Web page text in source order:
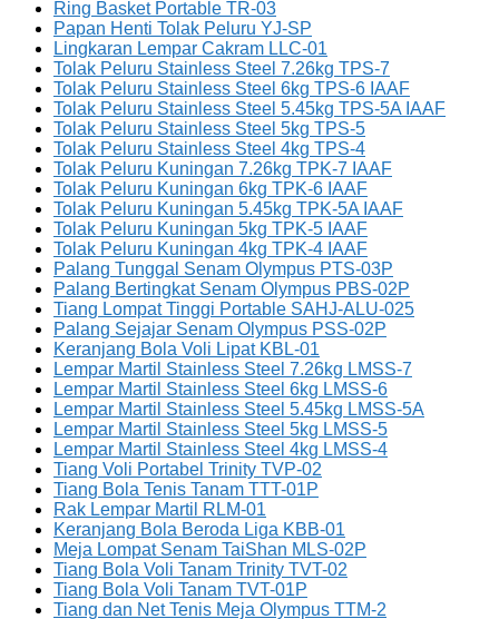
Ring Basket Portable TR-03
Papan Henti Tolak Peluru YJ-SP
Lingkaran Lempar Cakram LLC-01
Tolak Peluru Stainless Steel 7.26kg TPS-7
Tolak Peluru Stainless Steel 6kg TPS-6 IAAF
Tolak Peluru Stainless Steel 5.45kg TPS-5A IAAF
Tolak Peluru Stainless Steel 5kg TPS-5
Tolak Peluru Stainless Steel 4kg TPS-4
Tolak Peluru Kuningan 7.26kg TPK-7 IAAF
Tolak Peluru Kuningan 6kg TPK-6 IAAF
Tolak Peluru Kuningan 5.45kg TPK-5A IAAF
Tolak Peluru Kuningan 5kg TPK-5 IAAF
Tolak Peluru Kuningan 4kg TPK-4 IAAF
Palang Tunggal Senam Olympus PTS-03P
Palang Bertingkat Senam Olympus PBS-02P
Tiang Lompat Tinggi Portable SAHJ-ALU-025
Palang Sejajar Senam Olympus PSS-02P
Keranjang Bola Voli Lipat KBL-01
Lempar Martil Stainless Steel 7.26kg LMSS-7
Lempar Martil Stainless Steel 6kg LMSS-6
Lempar Martil Stainless Steel 5.45kg LMSS-5A
Lempar Martil Stainless Steel 5kg LMSS-5
Lempar Martil Stainless Steel 4kg LMSS-4
Tiang Voli Portabel Trinity TVP-02
Tiang Bola Tenis Tanam TTT-01P
Rak Lempar Martil RLM-01
Keranjang Bola Beroda Liga KBB-01
Meja Lompat Senam TaiShan MLS-02P
Tiang Bola Voli Tanam Trinity TVT-02
Tiang Bola Voli Tanam TVT-01P
Tiang dan Net Tenis Meja Olympus TTM-2